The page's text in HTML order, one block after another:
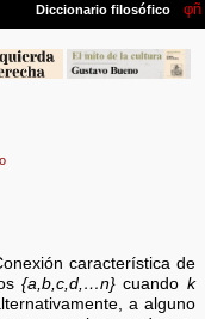
característica de
{a,b,c,d,…n} cuando k
a alguno